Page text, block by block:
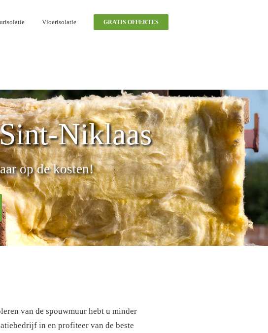
Vloerisolatie GRATIS OFFERTES
Niklaas
op de kosten!
van de spouwmuur hebt u minder
in en profiteer van de beste